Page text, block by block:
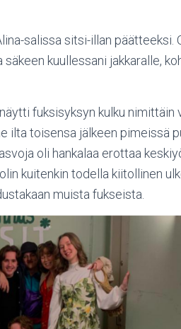
salissa sitsi-illan
kuullessani jakkaralle,
fuksisyksyn kulku nimittäin
ilta toisensa jälkeen pimeissä
oli hankalaa erottaa
kuitenkin todella kiitollinen
muista fukseista.